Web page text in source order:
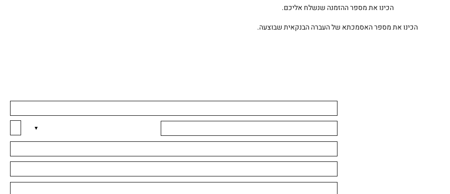
הכינו את מספר ההזמנה שנשלח אליכם.
הכינו את מספר האסמכתא של העברה הבנקאית שבוצעה.